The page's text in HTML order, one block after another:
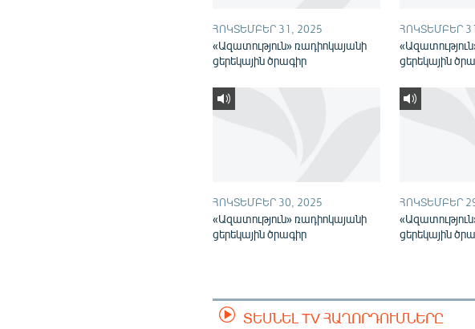
ՀՈԿՏԵՄԲԵՐ 31, 2025
«Ազատություն» ռադիոկայանի
ցերեկային ծրագիր
ՀՈԿՏԵՄԲԵՐ
ցերեկային
ՀՈԿՏԵՄԲԵՐ 30, 2025
«Ազատություն» ռադիոկայանի
ցերեկային ծրագիր
ՀՈԿՏԵՄԲԵՐ
ցերեկային
ՏԵՍՆԵԼ TV ՀԱՂՈՐԴՈՒՄՆԵՐԸ